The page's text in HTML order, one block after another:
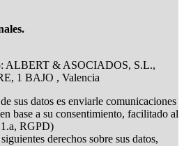
ALBERT & ASOCIADOS, S.L.,
1 BAJO , Valencia
sus datos es enviarle comunicaciones
base a su consentimiento, facilitado al
RGPD)
derechos sobre sus datos,